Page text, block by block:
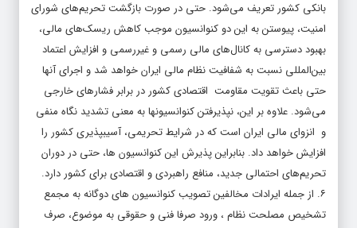
بانکی کشور تعریف می‌شود. حتی در صورت بازگشت تحریم‌های شورای
امنیت، پیوستن به این دو کنوانسیون موجب کاهش ریسک‌های مالی،
بهبود دسترسی به کانال‌های مالی رسمی و غیررسمی و افزایش اعتماد
بین‌المللی نسبت به شفافیت نظام مالی ایران خواهد شد و اجرای آنها
حتی باعث تقویت مقاومت اقتصادی کشور در برابر فشارهای خارجی
می‌شود. علاوه بر این، نپذیرفتن کنوانسیونها به معنی تشدید نگاه منفی
و انزوای مالی ایران است که در شرایط تحریمی، آسیبپذیری کشور را
افزایش خواهد داد. بنابراین پذیرش این کنوانسیون ‌ها، حتی در دوران
تحریم‌های احتمالی جدید، منافع راهبردی و اقتصادی برای کشور دارد.
۶. از جمله ایرادات مخالفین تصویب کنوانسیون های دوگانه به مجمع
تشخیص مصلحت نظام ، ورود صرفا فنی و حقوقی به موضوع، صرف